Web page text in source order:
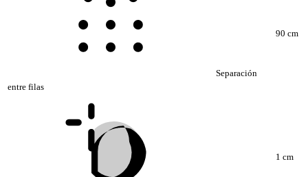
Separación
entre filas
90 cm
1 cm